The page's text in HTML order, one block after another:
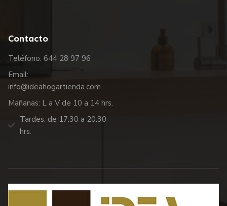
Contacto
Teléfono: 644 28 97 96
Email:
info@ideahogartienda.com
Mañanas: L a V de 10 a 14 hrs.
Tardes: de 17:30 a 20:30
hrs.